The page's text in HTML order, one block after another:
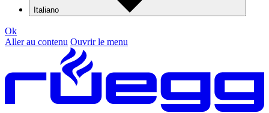
Italiano
Ok
Aller au contenu Ouvrir le menu